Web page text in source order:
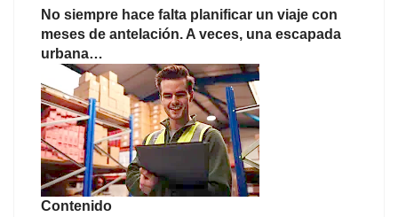
No siempre hace falta planificar un viaje con
meses de antelación. A veces, una escapada
urbana…
Contenido